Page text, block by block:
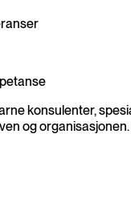
konsulenter,
og